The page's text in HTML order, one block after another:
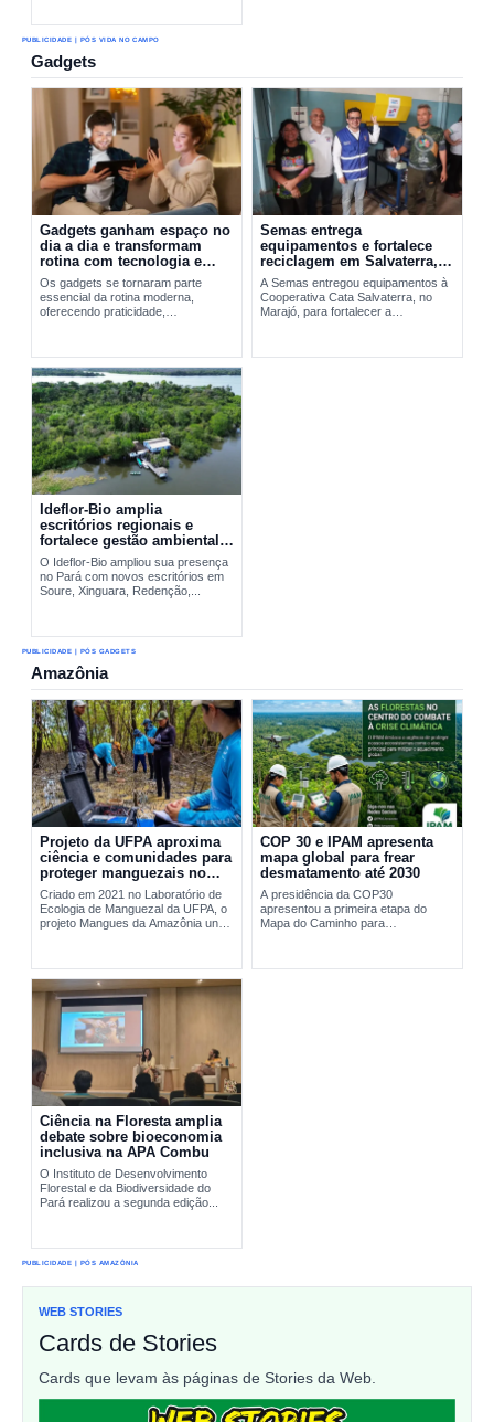
PUBLICIDADE | PÓS VIDA NO CAMPO
Gadgets
Gadgets ganham espaço no
dia a dia e transformam
rotina com tecnologia e
praticidade
Os gadgets se tornaram parte
essencial da rotina moderna,
oferecendo praticidade,
dispositivos vai do Walkman aos
smartphones...
Semas entrega
equipamentos e fortalece
reciclagem em Salvaterra,
no Marajó
A Semas entregou equipamentos à
Cooperativa Cata Salvaterra, no
Marajó, para fortalecer a
Ideflor-Bio amplia
escritórios regionais e
fortalece gestão ambiental
no Pará
O Ideflor-Bio ampliou sua presença
no Pará com novos escritórios em
Soure, Xinguara, Redenção,...
PUBLICIDADE | PÓS GADGETS
Amazônia
Projeto da UFPA aproxima
ciência e comunidades para
proteger manguezais no
Pará
Criado em 2021 no Laboratório de
Ecologia de Manguezal da UFPA, o
projeto Mangues da Amazônia une
COP 30 e IPAM apresenta
mapa global para frear
desmatamento até 2030
A presidência da COP30
apresentou a primeira etapa do
Mapa do Caminho para
Ciência na Floresta amplia
debate sobre bioeconomia
inclusiva na APA Combu
O Instituto de Desenvolvimento
Florestal e da Biodiversidade do
Pará realizou a segunda edição...
PUBLICIDADE | PÓS AMAZÔNIA
WEB STORIES
Cards de Stories
Cards que levam às páginas de Stories da Web.